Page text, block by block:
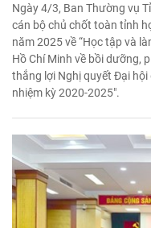
Ngày 4/3, Ban Thường vụ
cán bộ chủ chốt toàn tỉnh
năm 2025 về “Học tập và
Hồ Chí Minh về bồi dưỡng,
thắng lợi Nghị quyết Đại
nhiệm kỳ 2020-2025".